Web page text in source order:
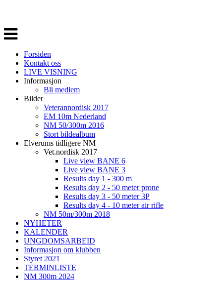
Veksle
navigasjon
Forsiden
Kontakt oss
LIVE VISNING
Informasjon
Bli medlem
Bilder
Veterannordisk 2017
EM 10m Nederland
NM 50/300m 2016
Stort bildealbum
Elverums tidligere NM
Vet.nordisk 2017
Live view BANE 6
Live view BANE 3
Results day 1 - 300 m
Results day 2 - 50 meter prone
Results day 3 - 50 meter 3P
Results day 4 - 10 meter air rifle
NM 50m/300m 2018
NYHETER
KALENDER
UNGDOMSARBEID
Informasjon om klubben
Styret 2021
TERMINLISTE
NM 300m 2024